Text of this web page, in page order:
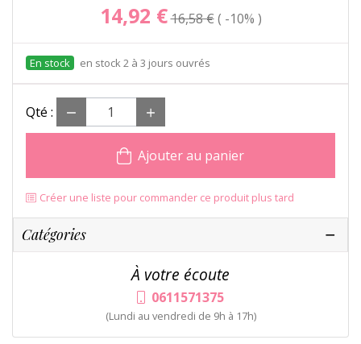
14,92 €16,58 € -10%
en stock 2 à 3 jours ouvrés
Qté :
Ajouter au panier
Créer une liste pour commander ce produit plus tard
Catégories
À votre écoute
0611571375
(Lundi au vendredi de 9h à 17h)